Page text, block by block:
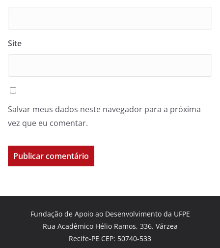
Site
Salvar meus dados neste navegador para a próxima
vez que eu comentar.
Fundação de Apoio ao Desenvolvimento da UFPE
Rua Acadêmico Hélio Ramos, 336. Várzea
Recife-PE CEP: 50740-533